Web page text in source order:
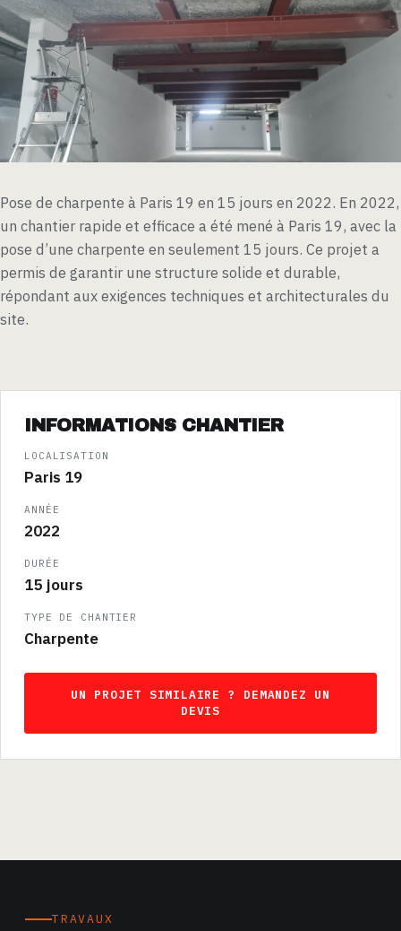
Pose de charpente à Paris 19 en 15 jours en 2022. En 2022,
un chantier rapide et efficace a été mené à Paris 19, avec la
pose d’une charpente en seulement 15 jours. Ce projet a
permis de garantir une structure solide et durable,
répondant aux exigences techniques et architecturales du
site.
INFORMATIONS CHANTIER
LOCALISATION
Paris 19
ANNÉE
2022
DURÉE
15 jours
TYPE DE CHANTIER
Charpente
UN PROJET SIMILAIRE ? DEMANDEZ UN
DEVIS
TRAVAUX